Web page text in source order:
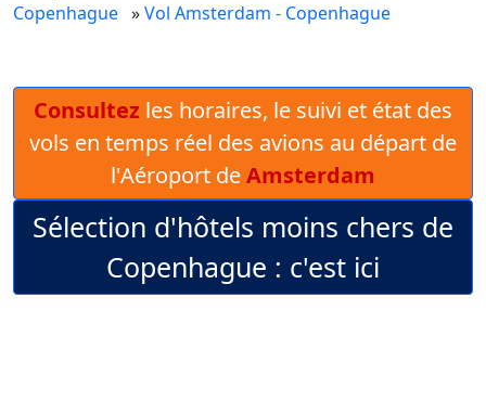
Copenhague »Vol Amsterdam - Copenhague
Consultez les horaires, le suivi et état des
vols en temps réel des avions au départ de
l'Aéroport deAmsterdam
Sélection d'hôtels moins chers de
Copenhague : c'est ici